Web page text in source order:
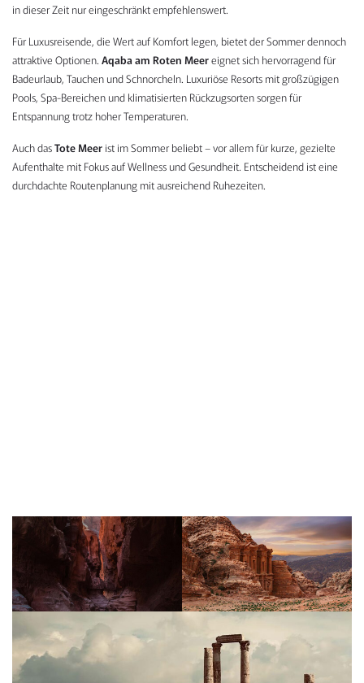
in dieser Zeit nur eingeschränkt empfehlenswert.
Für Luxusreisende, die Wert auf Komfort legen, bietet der Sommer dennoch
attraktive Optionen. Aqaba am Roten Meereignet sich hervorragend für
Badeurlaub, Tauchen und Schnorcheln. Luxuriöse Resorts mit großzügigen
Pools, Spa-Bereichen und klimatisierten Rückzugsorten sorgen für
Entspannung trotz hoher Temperaturen.
Auch dasTote Meer ist im Sommer beliebt – vor allem für kurze, gezielte
Aufenthalte mit Fokus auf Wellness und Gesundheit. Entscheidend ist eine
durchdachte Routenplanung mit ausreichend Ruhezeiten.